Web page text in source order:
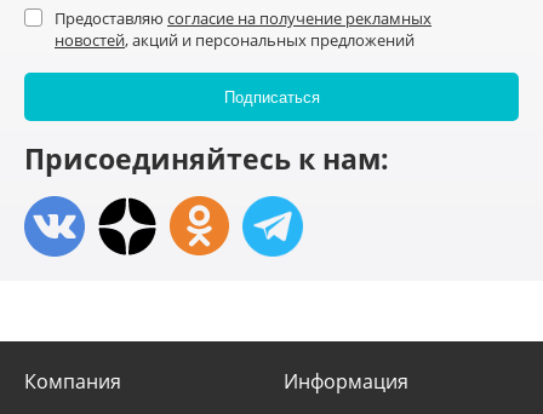
Предоставляю согласие на получение рекламных
новостей, акций и персональных предложений
Присоединяйтесь к нам:
Компания Информация